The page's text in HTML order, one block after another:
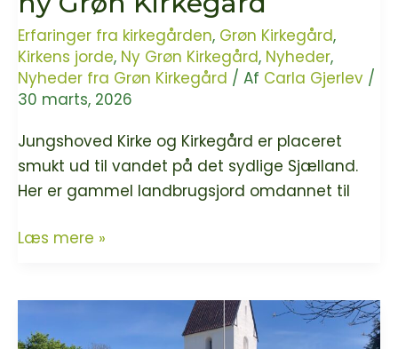
Kirkegård
Erfaringer fra kirkegården, Grøn Kirkegård,
Kirkens jorde, Ny Grøn Kirkegård, Nyheder,
Nyheder fra Grøn Kirkegård / Af Carla Gjerlev /
30 marts, 2026
Jungshoved Kirke og Kirkegård er placeret
smukt ud til vandet på det sydlige Sjælland.
Her er gammel landbrugsjord omdannet til
Jungshoved
Grøn
Læs mere »